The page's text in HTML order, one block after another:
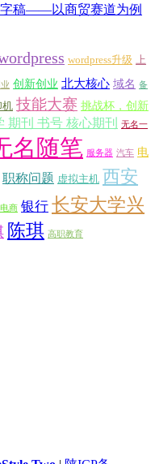
稿——以商贸赛道为例
wordpress升级 上
创新创业 北大核心 域名 备
机 技能大赛 挑战杯，创新
期刊 书号 核心期刊 无名一
名随笔 服务器 汽车 电
职称问题 虚拟主机 西安
商 银行 长安大学兴
陈琪 高职教育